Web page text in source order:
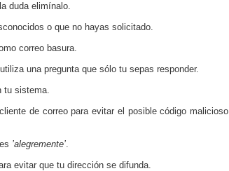
duda elimínalo.
o que no hayas solicitado.
correo basura.
una pregunta que sólo tu sepas responder.
tu sistema.
de correo para evitar el posible código malicioso
’alegremente’.
evitar que tu dirección se difunda.